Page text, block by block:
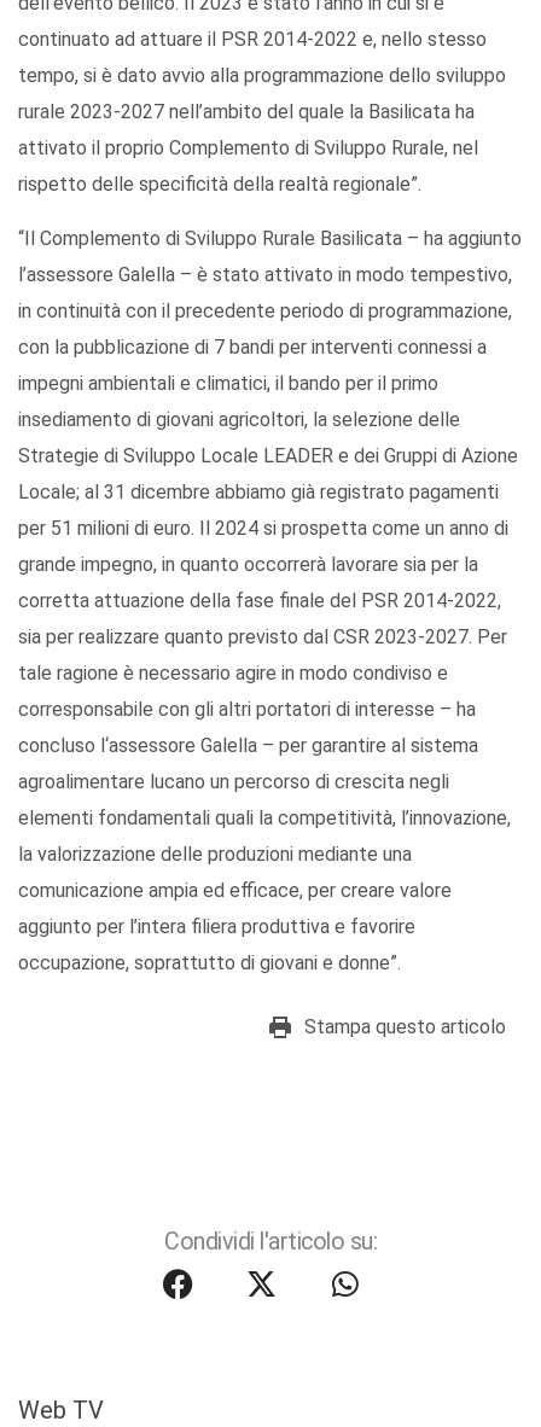
continuato ad attuare il PSR 2014-2022 e, nello stesso
tempo, si è dato avvio alla programmazione dello sviluppo
rurale 2023-2027 nell’ambito del quale la Basilicata ha
attivato il proprio Complemento di Sviluppo Rurale, nel
rispetto delle specificità della realtà regionale”.
“Il Complemento di Sviluppo Rurale Basilicata – ha aggiunto
l’assessore Galella – è stato attivato in modo tempestivo,
in continuità con il precedente periodo di programmazione,
con la pubblicazione di 7 bandi per interventi connessi a
impegni ambientali e climatici, il bando per il primo
insediamento di giovani agricoltori, la selezione delle
Strategie di Sviluppo Locale LEADER e dei Gruppi di Azione
Locale; al 31 dicembre abbiamo già registrato pagamenti
per 51 milioni di euro. Il 2024 si prospetta come un anno di
grande impegno, in quanto occorrerà lavorare sia per la
corretta attuazione della fase finale del PSR 2014-2022,
sia per realizzare quanto previsto dal CSR 2023-2027. Per
tale ragione è necessario agire in modo condiviso e
corresponsabile con gli altri portatori di interesse – ha
concluso l‘assessore Galella – per garantire al sistema
agroalimentare lucano un percorso di crescita negli
elementi fondamentali quali la competitività, l’innovazione,
la valorizzazione delle produzioni mediante una
comunicazione ampia ed efficace, per creare valore
aggiunto per l’intera filiera produttiva e favorire
occupazione, soprattutto di giovani e donne”.
Stampa questo articolo
Condividi l'articolo su:
Web TV